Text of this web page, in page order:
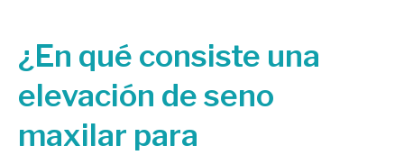
¿En qué consiste una
elevación de seno
maxilar para